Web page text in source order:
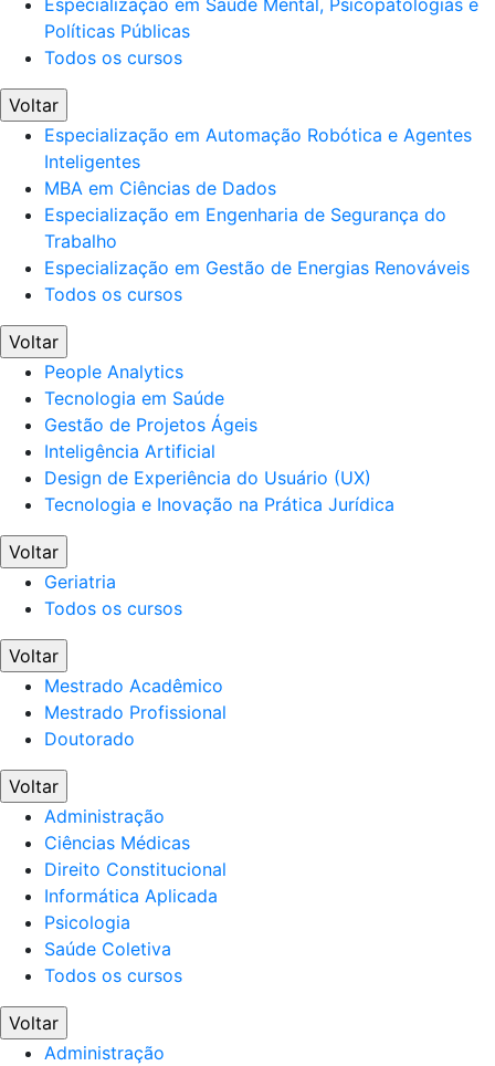
Especialização em Saúde Mental, Psicopatologias e
Políticas Públicas
Todos os cursos
Voltar
Especialização em Automação Robótica e Agentes
Inteligentes
MBA em Ciências de Dados
Especialização em Engenharia de Segurança do
Trabalho
Especialização em Gestão de Energias Renováveis
Todos os cursos
Voltar
People Analytics
Tecnologia em Saúde
Gestão de Projetos Ágeis
Inteligência Artificial
Design de Experiência do Usuário (UX)
Tecnologia e Inovação na Prática Jurídica
Voltar
Geriatria
Todos os cursos
Voltar
Mestrado Acadêmico
Mestrado Profissional
Doutorado
Voltar
Administração
Ciências Médicas
Direito Constitucional
Informática Aplicada
Psicologia
Saúde Coletiva
Todos os cursos
Voltar
Administração